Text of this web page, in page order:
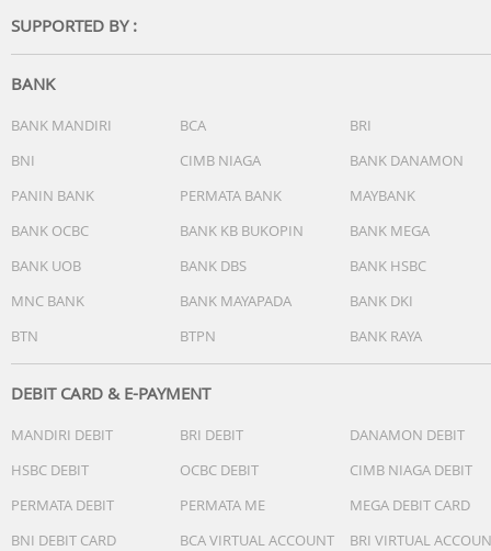
Bluetooth
Sensor
Garmin Elevate Wrist Heart Rate Monitor
Accelerometer
Ambient Light Sensor
Memori
7 timed activities; 14 days of activity tracking data
Fitur
Daily Smart Features
Activity Tracking Features
Training, Planning and Analysis Features
Running Features
Clock Features
35.4 x 35.4 x 10.1 mm
SUPPORTED BY :
BANK
BANK MANDIRI BCA
BRI
BNI
CIMB NIAGA
BANK DANAMON
PANIN BANK
PERMATA BANK
MAYBANK
BANK OCBC
BANK KB BUKOPIN
BANK MEGA
BANK UOB
BANK DBS
BANK HSBC
MNC BANK
BANK MAYAPADA
BANK DKI
BTN
BTPN BANK RAYA
DEBIT CARD & E-PAYMENT
MANDIRI DEBIT BRI DEBIT
DANAMON DEBIT
HSBC DEBIT
OCBC DEBIT
CIMB NIAGA DEBIT
PERMATA DEBIT
PERMATA ME
MEGA DEBIT CARD
BNI DEBIT CARD
BCA VIRTUAL ACCOUNT
BRI VIRTUAL